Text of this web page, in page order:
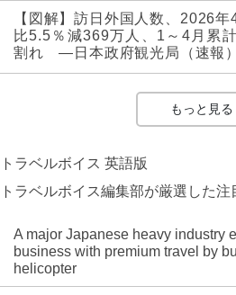
【図解】訪日外国人数、2026年
比5.5％減369万人、1～4月累
割れ ―日本政府観光局（速報）
もっと見る
トラベルボイス 英語版
トラベルボイス編集部が厳選した注
A major Japanese heavy industry
business with premium travel by
helicopter